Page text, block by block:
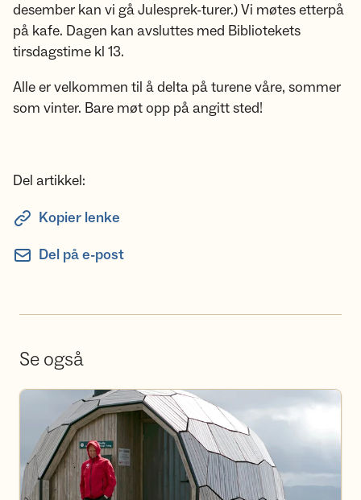
desember kan vi gå Julesprek-turer.) Vi møtes etterpå
på kafe. Dagen kan avsluttes med Bibliotekets
tirsdagstime kl 13.
Alle er velkommen til å delta på turene våre, sommer
som vinter. Bare møt opp på angitt sted!
Del artikkel:
Kopier lenke
Del på e-post
Se også
Bli frivillig